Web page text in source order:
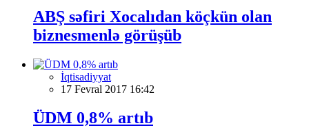
ABŞ səfiri Xocalıdan köçkün olan
biznesmenlə görüşüb
İqtisadiyyat
17 Fevral 2017 16:42
ÜDM 0,8% artıb